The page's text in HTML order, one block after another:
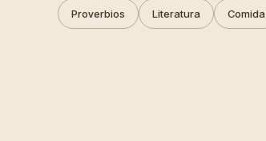
Proverbios Literatura Comida